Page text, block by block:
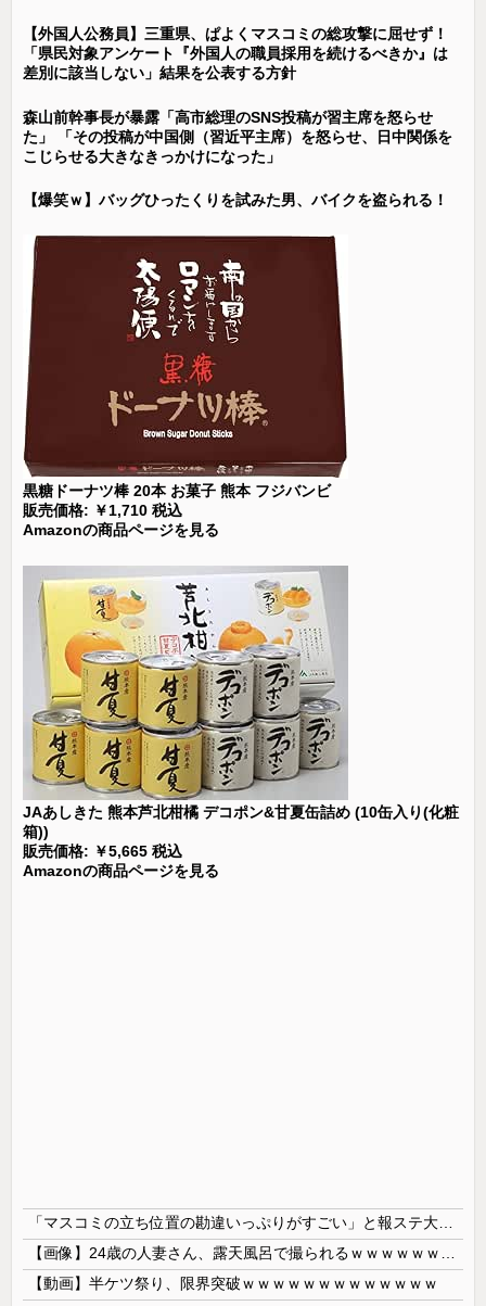
【外国人公務員】三重県、ぱよくマスコミの総攻撃に屈せず！
「県民対象アンケート『外国人の職員採用を続けるべきか』は
差別に該当しない」結果を公表する方針
森山前幹事長が暴露「高市総理のSNS投稿が習主席を怒らせ
た」 「その投稿が中国側（習近平主席）を怒らせ、日中関係を
こじらせる大きなきっかけになった」
【爆笑ｗ】バッグひったくりを試みた男、バイクを盗られる！
黒糖ドーナツ棒 20本 お菓子 熊本 フジバンビ
販売価格: ￥1,710 税込
Amazonの商品ページを見る
JAあしきた 熊本芦北柑橘 デコポン&甘夏缶詰め (10缶入り(化粧
箱))
販売価格: ￥5,665 税込
Amazonの商品ページを見る
【動画】半ケツ祭り、限界突破ｗｗｗｗｗｗｗｗｗｗｗｗｗ